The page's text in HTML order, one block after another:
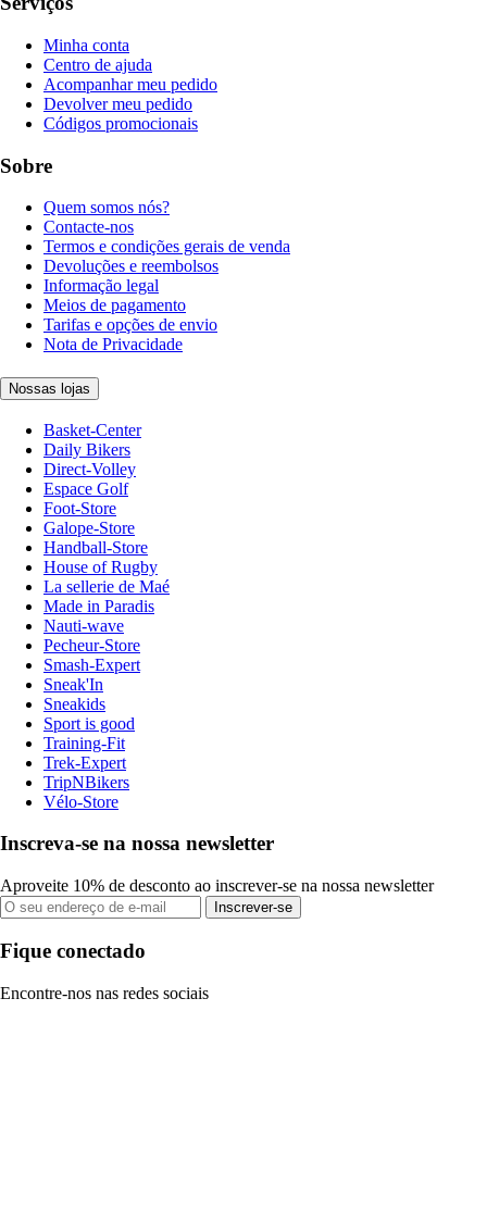
Minha conta
Centro de ajuda
Acompanhar meu pedido
Devolver meu pedido
Códigos promocionais
Sobre
Quem somos nós?
Contacte-nos
Termos e condições gerais de venda
Devoluções e reembolsos
Informação legal
Meios de pagamento
Tarifas e opções de envio
Nota de Privacidade
Nossas lojas
Basket-Center
Daily Bikers
Direct-Volley
Espace Golf
Foot-Store
Galope-Store
Handball-Store
House of Rugby
La sellerie de Maé
Made in Paradis
Nauti-wave
Pecheur-Store
Smash-Expert
Sneak'In
Sneakids
Sport is good
Training-Fit
Trek-Expert
TripNBikers
Vélo-Store
Inscreva-se na nossa newsletter
Aproveite 10% de desconto ao inscrever-se na nossa newsletter
Inscrever-se
Fique conectado
Encontre-nos nas redes sociais